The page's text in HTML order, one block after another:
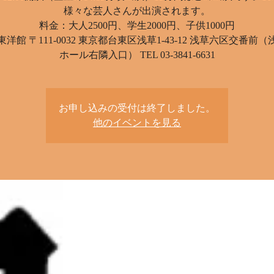
様々な芸人さんが出演されます。
料金：大人2500円、学生2000円、子供1000円
洋館 〒111-0032 東京都台東区浅草1-43-12 浅草六区交番前（
ホール右隣入口） TEL 03-3841-6631
お申し込みの受付は終了しました。
他のイベントを見る